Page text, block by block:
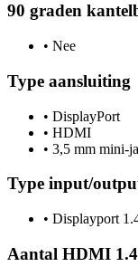
90 graden
• Nee
Type aansluiting
• DisplayPort
• HDMI
• 3,5 mm mini-
Type input/
• Displayport
Aantal HDMI